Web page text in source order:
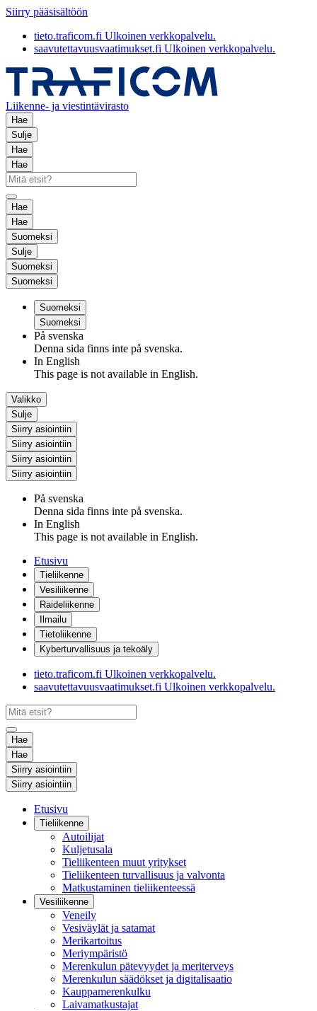
Siirry pääsisältöön
tieto.traficom.fi Ulkoinen verkkopalvelu.
saavutettavuusvaatimukset.fi Ulkoinen verkkopalvelu.
Liikenne- ja viestintävirasto
Hae
Sulje
Hae
Hae
Hae
Hae
Suomeksi
Sulje
Suomeksi
Suomeksi
Suomeksi
Suomeksi
På svenska
Denna sida finns inte på svenska.
In English
This page is not available in English.
Valikko
Sulje
Siirry asiointiin
Siirry asiointiin
Siirry asiointiin
Siirry asiointiin
På svenska
Denna sida finns inte på svenska.
In English
This page is not available in English.
Etusivu
Tieliikenne
Vesiliikenne
Raideliikenne
Ilmailu
Tietoliikenne
Kyberturvallisuus ja tekoäly
tieto.traficom.fi Ulkoinen verkkopalvelu.
saavutettavuusvaatimukset.fi Ulkoinen verkkopalvelu.
Hae
Hae
Siirry asiointiin
Siirry asiointiin
Etusivu
Tieliikenne
Autoilijat
Kuljetusala
Tieliikenteen muut yritykset
Tieliikenteen turvallisuus ja valvonta
Matkustaminen tieliikenteessä
Vesiliikenne
Veneily
Vesiväylät ja satamat
Merikartoitus
Meriympäristö
Merenkulun pätevyydet ja meriterveys
Merenkulun säädökset ja digitalisaatio
Kauppamerenkulku
Laivamatkustajat